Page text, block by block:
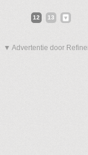
12 13
▼ Advertentie door